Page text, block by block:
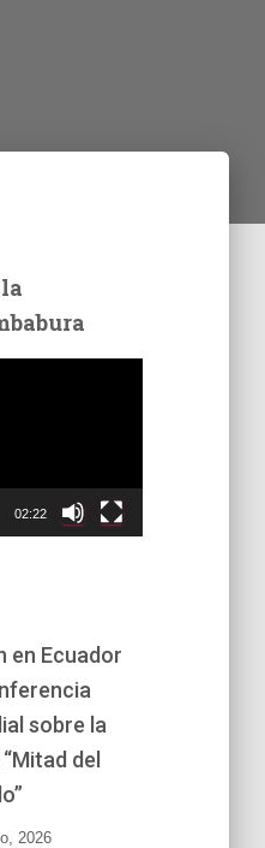
02:22
en Ecuador
sobre la
“Mitad del
2026